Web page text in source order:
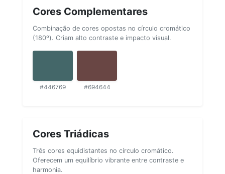
Cores Complementares
Combinação de cores opostas no círculo cromático
(180º). Criam alto contraste e impacto visual.
#446769 #694644
Cores Triádicas
Três cores equidistantes no círculo cromático.
Oferecem um equilíbrio vibrante entre contraste e
harmonia.